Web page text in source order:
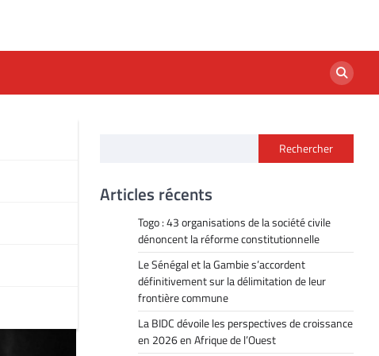
Rechercher
Articles récents
Togo : 43 organisations de la société civile
dénoncent la réforme constitutionnelle
Le Sénégal et la Gambie s’accordent
définitivement sur la délimitation de leur
frontière commune
La BIDC dévoile les perspectives de croissance
en 2026 en Afrique de l’Ouest